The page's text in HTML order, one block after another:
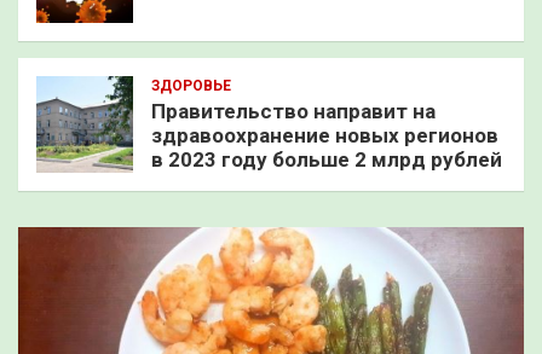
ЗДОРОВЬЕ
Правительство направит на
здравоохранение новых регионов
в 2023 году больше 2 млрд рублей